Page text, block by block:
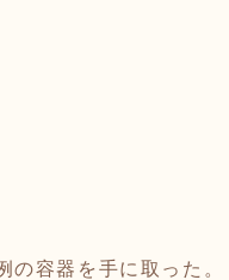
容器を手に取った。